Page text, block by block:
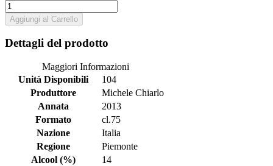
Aggiungi al Carrello
Dettagli del prodotto
Maggiori Informazioni
Unità Disponibili
104
Produttore
Michele Chiarlo
Annata
2013
Formato
cl.75
Nazione
Italia
Regione
Piemonte
Alcool (%)
14